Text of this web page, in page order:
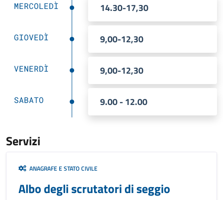
MERCOLEDÌ 14.30-17,30
GIOVEDÌ 9,00-12,30
VENERDÌ 9,00-12,30
SABATO 9.00 - 12.00
Servizi
ANAGRAFE E STATO CIVILE
Albo degli scrutatori di seggio